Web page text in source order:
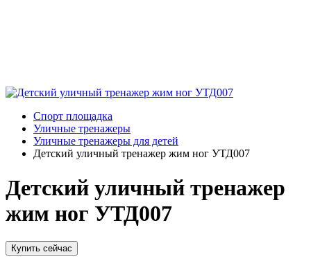
Спорт площадка
Уличные тренажеры
Уличные тренажеры для детей
Детский уличный тренажер жим ног УТД007
Детский уличный тренажер
жим ног УТД007
Купить сейчас